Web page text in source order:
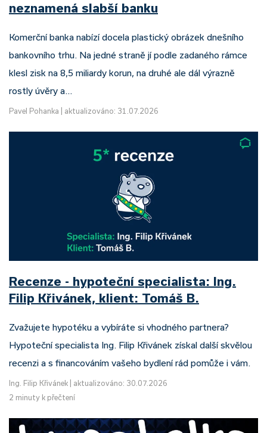
neznamená slabší banku
Komerční banka nabízí docela plastický obrázek dnešního
bankovního trhu. Na jedné straně jí podle zadaného rámce
klesl zisk na 8,5 miliardy korun, na druhé ale dál výrazně
rostly úvěry a…
Pavel Pohanka aktualizováno: 31.07.2026
Recenze - hypoteční specialista: Ing.
Filip Křivánek, klient: Tomáš B.
Zvažujete hypotéku a vybíráte si vhodného partnera?
Hypoteční specialista Ing. Filip Křivánek získal další skvělou
recenzi a s financováním vašeho bydlení rád pomůže i vám.
Ing. Filip Křivánek
aktualizováno: 30.07.2026
2 minuty k přečtení